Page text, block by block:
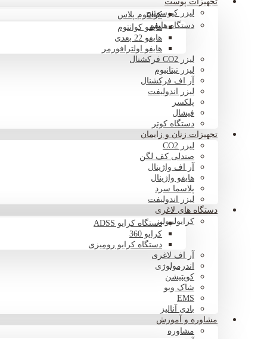
لیزر کیوسوئیچکوانتوم پلاس
دستگاه هایفوهایفو کوانتوم
هایفو 22 بعدی
هایفو اولترافورمر
لیزر CO2 فرکشنال
لیزر تیتانیوم
آر اف فرکشنال
لیزر اندولیفت
پلکسر
فیشال
دستگاه کوتر
تجهیزات زنان و زایمان
لیزر CO2
صندلی کف لگن
آر اف واژینال
هایفو واژینال
پلاسما سرد
لیزر اندولیفت
دستگاه های لاغری
کرایولیپولیزدستگاه کرایو ADSS
کرایو 360
دستگاه کرایو رومیزی
آر اف لاغری
اندرمولوژی
کویتیشن
شاک ویو
EMS
بادی آنالیز
مشاوره و آموزش
مشاوره